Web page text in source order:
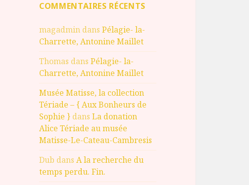
COMMENTAIRES RÉCENTS
magadmin dansPélagie- la-
Charrette, Antonine Maillet
Thomas dansPélagie- la-
Charrette, Antonine Maillet
Musée Matisse, la collection
Tériade – { Aux Bonheurs de
Sophie } dansLa donation
Alice Tériade au musée
Matisse-Le-Cateau-Cambresis
Dub dansA la recherche du
temps perdu. Fin.